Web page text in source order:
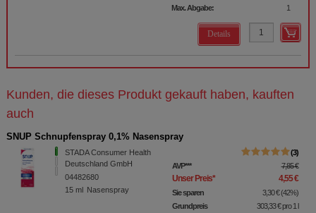
Max. Abgabe:
1
Details
Kunden, die dieses Produkt gekauft haben, kauften
auch
SNUP Schnupfenspray 0,1% Nasenspray
STADA Consumer Health
Deutschland GmbH
04482680
15 ml Nasenspray
3
AVP*** 7,85 €
Unser Preis* 4,55 €
Sie sparen 3,30 € (42%)
Grundpreis
303,33 €pro 1 l